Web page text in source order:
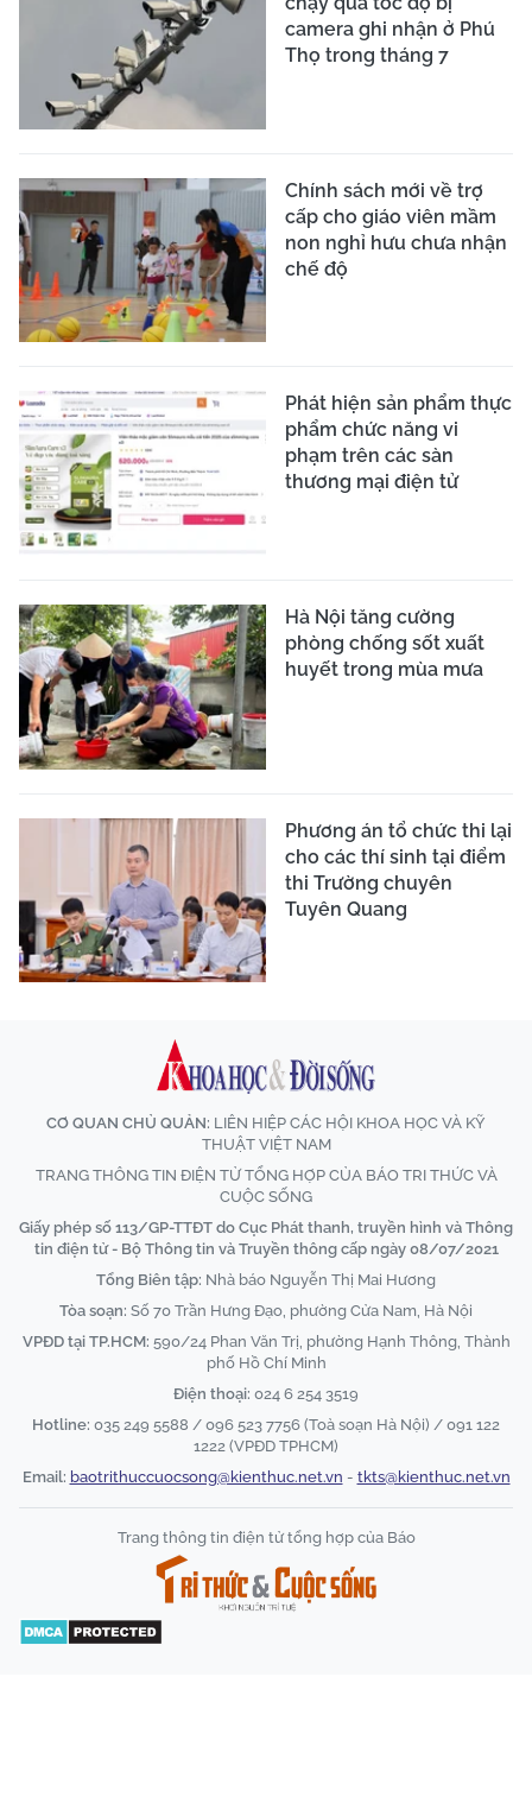
camera ghi nhận ở Phú
Thọ trong tháng 7
Chính sách mới về trợ
cấp cho giáo viên mầm
non nghỉ hưu chưa nhận
chế độ
Phát hiện sản phẩm thực
phẩm chức năng vi
phạm trên các sàn
thương mại điện tử
Hà Nội tăng cường
phòng chống sốt xuất
huyết trong mùa mưa
Phương án tổ chức thi lại
cho các thí sinh tại điểm
thi Trường chuyên
Tuyên Quang
CƠ QUAN CHỦ QUẢN: LIÊN HIỆP CÁC HỘI KHOA HỌC VÀ KỸ
THUẬT VIỆT NAM
TRANG THÔNG TIN ĐIỆN TỬ TỔNG HỢP CỦA BÁO TRI THỨC VÀ
CUỘC SỐNG
Giấy phép số 113/GP-TTĐT do Cục Phát thanh, truyền hình và Thông
tin điện tử - Bộ Thông tin và Truyền thông cấp ngày 08/07/2021
Tổng Biên tập: Nhà báo Nguyễn Thị Mai Hương
Tòa soạn: Số 70 Trần Hưng Đạo, phường Cửa Nam, Hà Nội
VPĐD tại TP.HCM: 590/24 Phan Văn Trị, phường Hạnh Thông, Thành
phố Hồ Chí Minh
Điện thoại: 024 6 254 3519
Hotline: 035 249 5588 / 096 523 7756 (Toà soạn Hà Nội) / 091 122
1222 (VPĐD TPHCM)
Email: baotrithuccuocsong@kienthuc.net.vn - tkts@kienthuc.net.vn
Trang thông tin điện tử tổng hợp của Báo